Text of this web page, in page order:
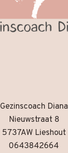
Gezinscoach Diana
Nieuwstraat 8
5737AW Lieshout
0643842664